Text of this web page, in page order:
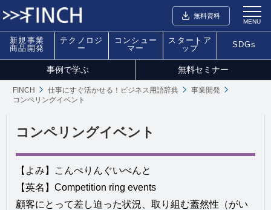
無料資料
MENU
新規事業
商品開発
テクノロジ
ー
コンシュー
マー
スタートア
ップ
SDGs
事例で学ぶ 無料セミナー
FINCH 仕事にすぐ活かせる！ビジネス用語辞典
事業開発
コンペリングイベント
コンペリングイベント
【よみ】こんぺりんぐいべんと
【英名】Competition ring events
顧客にとって差し迫った状況、取り組む蓋然性（がい